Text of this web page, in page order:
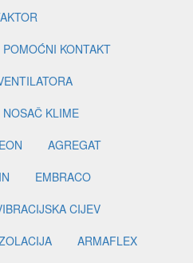
POMOĆNI KONTAKT
NOSAČ KLIME
AGREGAT
EMBRACO
CIJEV
ARMAFLEX